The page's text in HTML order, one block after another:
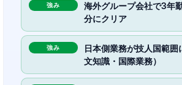
強み
海外グループ会社で3年
分にクリア
強み
日本側業務が技人国範囲
文知識・国際業務）